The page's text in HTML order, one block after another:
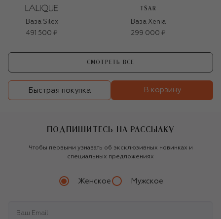
Ваза Silex
491 500 ₽
TSAR
Ваза Xenia
299 000 ₽
СМОТРЕТЬ ВСЕ
Быстрая покупка В корзину
ПОДПИШИТЕСЬ НА РАССЫЛКУ
Чтобы первыми узнавать об эксклюзивных новинках и
специальных предложениях
Женское Мужское